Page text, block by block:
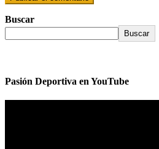
Buscar
Buscar
Pasión Deportiva en YouTube